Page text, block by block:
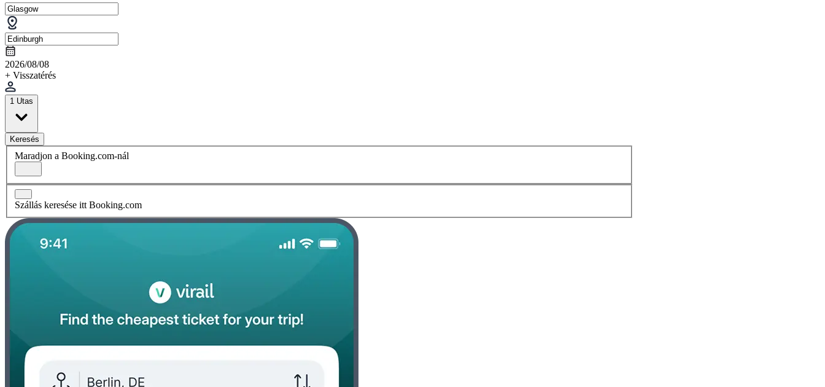
2026/08/08
+ Visszatérés
1 Utas
Keresés
Maradjon a Booking.com-nál
Szállás keresése itt Booking.com